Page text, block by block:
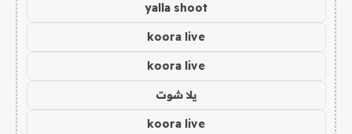
yalla shoot
koora live
koora live
يلا شوت
koora live